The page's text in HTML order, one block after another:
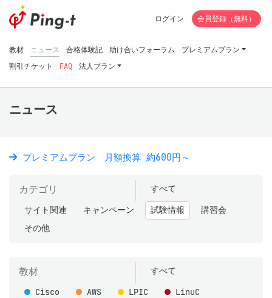
教材 ニュース 合格体験記 助け合いフォーラム
プレミアムプラン
割引チケット
FAQ 法人プラン
ログイン 会員登録（無料）
ニュース
プレミアムプラン 月額換算 約600円～
カテゴリ すべて
サイト関連 キャンペーン 試験情報
講習会
その他
教材 すべて
Cisco AWS LPIC
LinuC